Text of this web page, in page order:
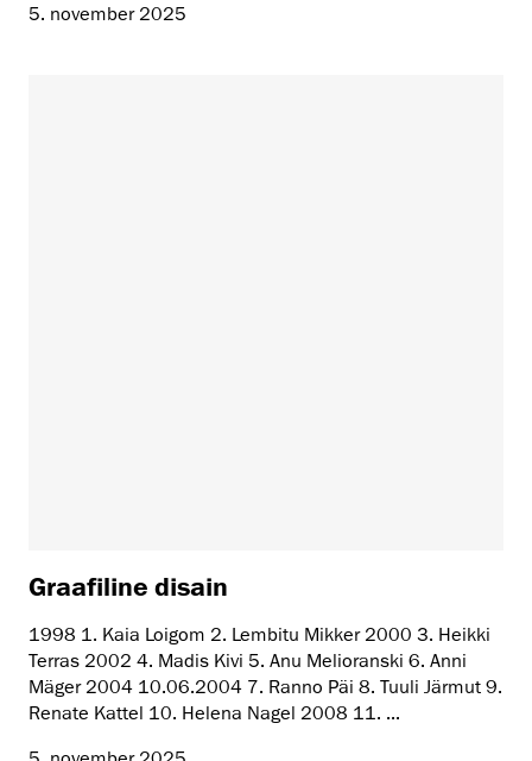
5. november 2025
Graafiline disain
1998 1. Kaia Loigom 2. Lembitu Mikker 2000 3. Heikki
Terras 2002 4. Madis Kivi 5. Anu Melioranski 6. Anni
Mäger 2004 10.06.2004 7. Ranno Päi 8. Tuuli Järmut 9.
Renate Kattel 10. Helena Nagel 2008 11. ...